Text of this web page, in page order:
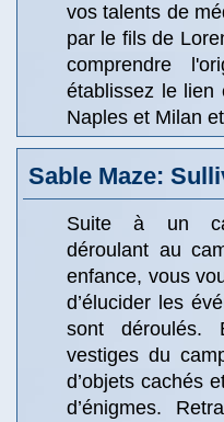
vos talents de
par le fils de
comprendre
établissez le lien
Naples et Milan
Sable Maze:
Suite à un
déroulant au
enfance, vous
d’élucider les
sont déroulés.
vestiges du
d’objets cachés
d’énigmes.